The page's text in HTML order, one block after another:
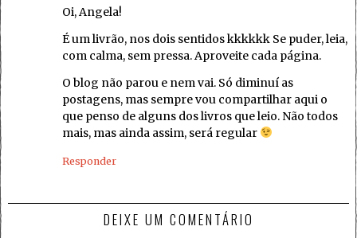
Oi, Angela!
É um livrão, nos dois sentidos kkkkkk Se puder, leia,
com calma, sem pressa. Aproveite cada página.
O blog não parou e nem vai. Só diminuí as
postagens, mas sempre vou compartilhar aqui o
que penso de alguns dos livros que leio. Não todos
mais, mas ainda assim, será regular
Responder
DEIXE UM COMENTÁRIO